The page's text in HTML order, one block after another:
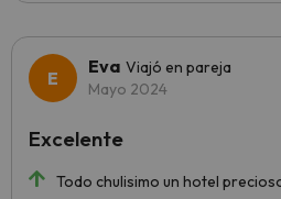
Eva Viajó en pareja
Mayo 2024
Todo chulisimo un hotel
Excelente